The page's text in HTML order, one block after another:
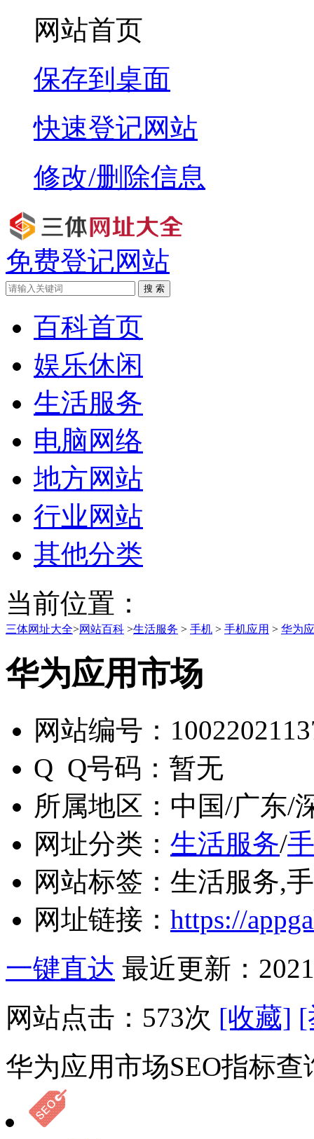
网站首页
保存到桌面
快速登记网站
修改/删除信息
免费登记网站
搜 索
百科首页
娱乐休闲
生活服务
电脑网络
地方网站
行业网站
其他分类
当前位置：
三体网址大全>网站百科 >生活服务 > 手机 > 手机应用 > 华为
华为应用市场
网站编号：
Q Q号码： 暂无
所属地区： 中国/广东/
网址分类： 生活服务/
网站标签： 生活服务,
网址链接： https://
一键直达 最近更新：
网站点击： 573次 [收藏] [
华为应用市场SEO指标查